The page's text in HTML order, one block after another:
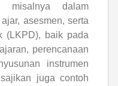
misalnya dalam
asesmen, serta
(LKPD), baik pada
perencanaan
instrumen
juga contoh